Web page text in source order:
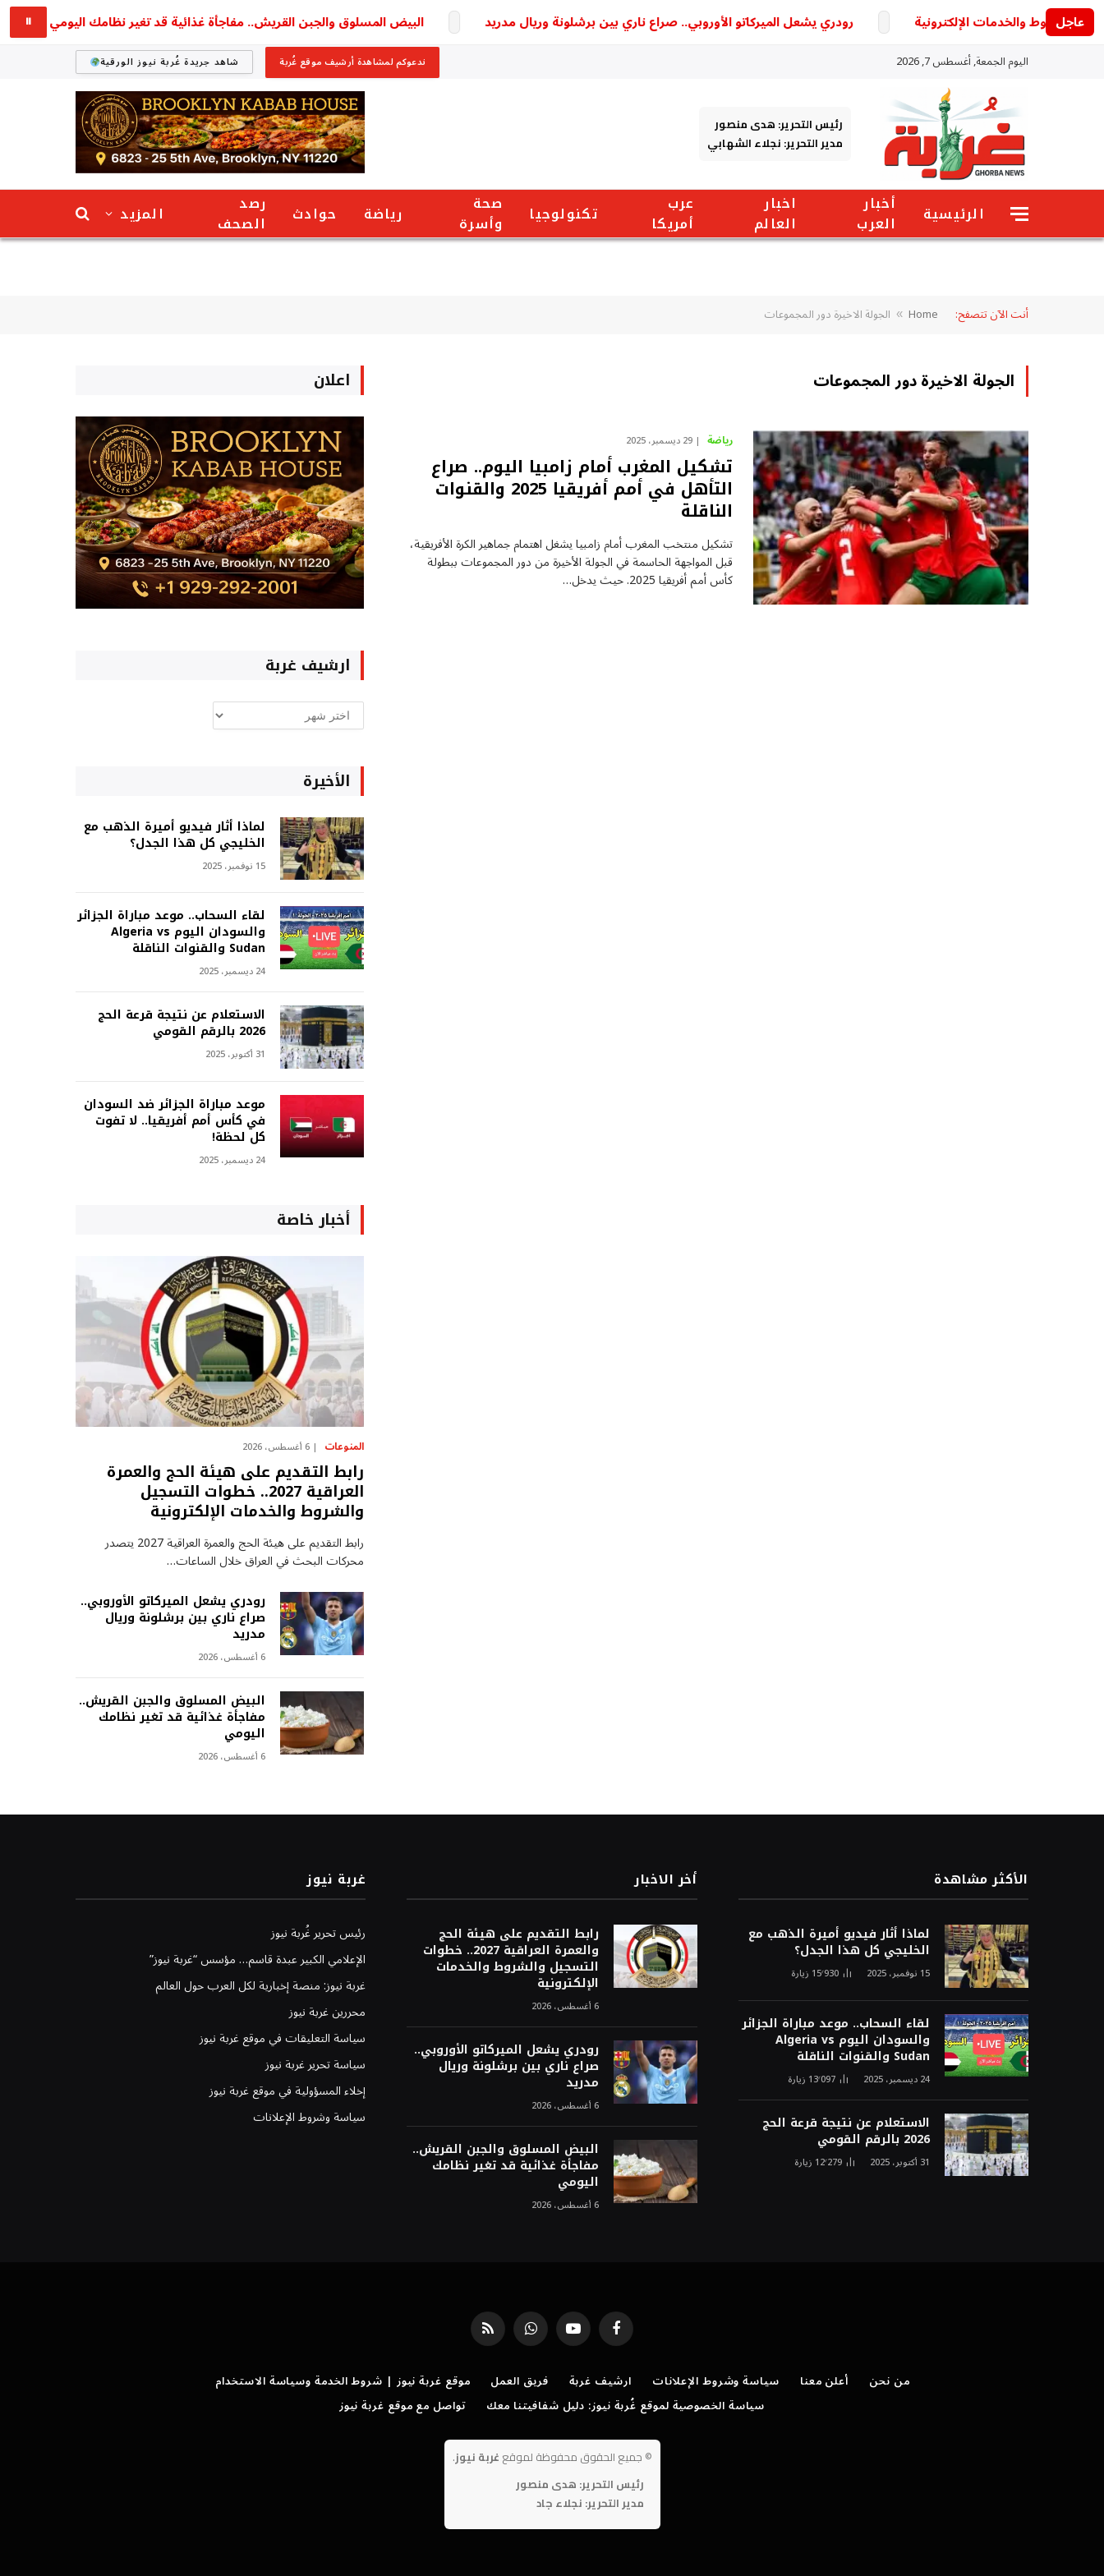
عاجل رودري يشعل الميركاتو الأوروبي.. صراع ناري بين برشلونة وريال مدريد البيض المسلوق والجبن القريش.. مفاجأة غذائية قد تغير نظامك اليومي ⏸
اليوم الجمعة, أغسطس 7, 2026 ندعوكم لمشاهدة أرشيف موقع غُربة شاهد جريدة غُربة نيوز الورقية
رئيس التحرير: هدى منصور
مدير التحرير: نجلاء الشهابي
الرئيسية
أخبار
العرب
اخبار
العالم
عرب
أمريكا
تكنولوجيا
صحة
وأسرة
رياضة حوادث
رصد
الصحف
المزيد
أنت الآن تتصفح: Home
» الجولة الاخيرة دور المجموعات
الجولة الاخيرة دور المجموعات
رياضة 29 ديسمبر، 2025
تشكيل المغرب أمام زامبيا اليوم.. صراع
التأهل في أمم أفريقيا 2025 والقنوات
الناقلة
تشكيل منتخب المغرب أمام زامبيا يشغل اهتمام جماهير الكرة الأفريقية،
قبل المواجهة الحاسمة في الجولة الأخيرة من دور المجموعات ببطولة
كأس أمم أفريقيا 2025. حيث يدخل…
اعلان
ارشيف غربة
ارشيف
غربة
الأخيرة
لماذا أثار فيديو أميرة الذهب مع
الخليجي كل هذا الجدل؟
15 نوفمبر، 2025
لقاء السحاب.. موعد مباراة الجزائر
والسودان اليوم Algeria vs
Sudan والقنوات الناقلة
24 ديسمبر، 2025
الاستعلام عن نتيجة قرعة الحج
2026 بالرقم القومي
31 أكتوبر، 2025
موعد مباراة الجزائر ضد السودان
في كأس أمم أفريقيا.. لا تفوت
كل لحظة!
24 ديسمبر، 2025
أخبار خاصة
المنوعات 6 أغسطس، 2026
رابط التقديم على هيئة الحج والعمرة
العراقية 2027.. خطوات التسجيل
والشروط والخدمات الإلكترونية
رابط التقديم على هيئة الحج والعمرة العراقية 2027 يتصدر
محركات البحث في العراق خلال الساعات…
رودري يشعل الميركاتو الأوروبي..
صراع ناري بين برشلونة وريال
مدريد
6 أغسطس، 2026
البيض المسلوق والجبن القريش..
مفاجأة غذائية قد تغير نظامك
اليومي
6 أغسطس، 2026
الأكثر مشاهدة
لماذا أثار فيديو أميرة الذهب مع
الخليجي كل هذا الجدل؟
15 نوفمبر، 2025 15٬930 زيارة
لقاء السحاب.. موعد مباراة الجزائر
والسودان اليوم Algeria vs
Sudan والقنوات الناقلة
24 ديسمبر، 2025 13٬097 زيارة
الاستعلام عن نتيجة قرعة الحج
2026 بالرقم القومي
31 أكتوبر، 2025 12٬279 زيارة
أخر الاخبار
رابط التقديم على هيئة الحج
والعمرة العراقية 2027.. خطوات
التسجيل والشروط والخدمات
الإلكترونية
6 أغسطس، 2026
رودري يشعل الميركاتو الأوروبي..
صراع ناري بين برشلونة وريال
مدريد
6 أغسطس، 2026
البيض المسلوق والجبن القريش..
مفاجأة غذائية قد تغير نظامك
اليومي
6 أغسطس، 2026
غربة نيوز
رئيس تحرير غُربة نيوز
الإعلامي الكبير عبدة قاسم… مؤسس “غربة نيوز”
غربة نيوز: منصة إخبارية لكل العرب حول العالم
محررين غربة نيوز
سياسة التعليقات في موقع غربة نيوز
سياسة تحرير غربة نيوز
إخلاء المسؤولية في موقع غربة نيوز
سياسة وشروط الإعلانات
فيسبوك يوتيوب واتساب RSS
من نحن أعلن معنا سياسة وشروط الإعلانات ارشيف غربة فريق العمل
موقع غربة نيوز | شروط الخدمة وسياسة الاستخدام
سياسة الخصوصية لموقع غُربة نيوز: دليل شفافيتنا معك
تواصل مع موقع غربة نيوز
© جميع الحقوق محفوظة لموقع غربة نيوز.
رئيس التحرير: هدى منصور
مدير التحرير: نجلاء جاد